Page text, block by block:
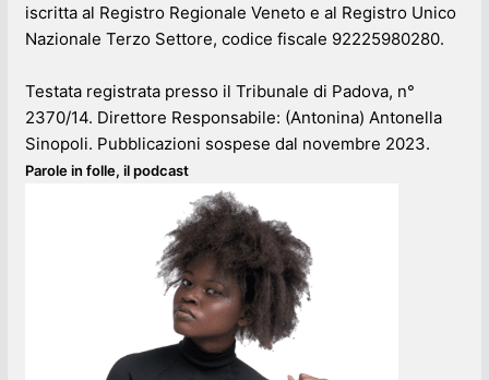
iscritta al Registro Regionale Veneto e al Registro Unico
Nazionale Terzo Settore, codice fiscale 92225980280.
Testata registrata presso il Tribunale di Padova, n°
2370/14. Direttore Responsabile: (Antonina) Antonella
Sinopoli. Pubblicazioni sospese dal novembre 2023.
Parole in folle, il podcast